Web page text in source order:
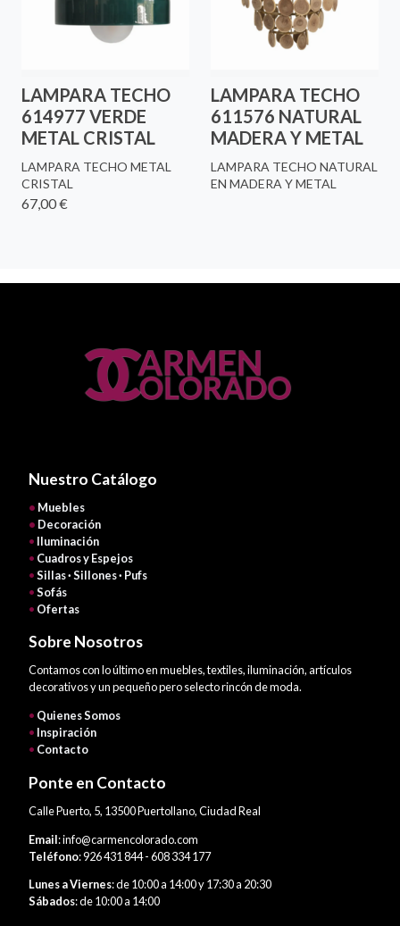
LAMPARA TECHO
614977 VERDE
METAL CRISTAL
LAMPARA TECHO METAL
CRISTAL
67,00 €
LAMPARA TECHO
611576 NATURAL
MADERA Y METAL
LAMPARA TECHO NATURAL
EN MADERA Y METAL
Nuestro Catálogo
• Muebles
• Decoración
• Iluminación
• Cuadros y Espejos
•Sillas · Sillones · Pufs
•Sofás
• Ofertas
Sobre Nosotros
Contamos con lo último en muebles, textiles, iluminación, artículos
decorativos y un pequeño pero selecto rincón de moda.
• Quienes Somos
• Inspiración
• Contacto
Ponte en Contacto
Calle Puerto, 5, 13500 Puertollano, Ciudad Real
Email: info@carmencolorado.com
Teléfono: 926 431 844 - 608 334 177
Lunes a Viernes: de 10:00 a 14:00 y 17:30 a 20:30
Sábados: de 10:00 a 14:00